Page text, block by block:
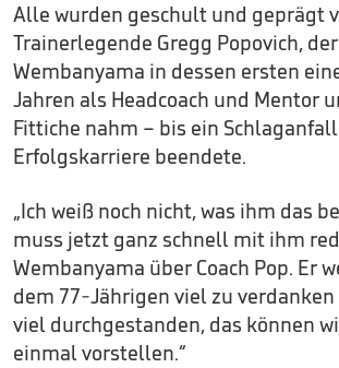
Alle wurden geschult und geprägt
Trainerlegende Gregg Popovich,
Wembanyama in dessen ersten
Jahren als Headcoach und Mentor
Fittiche nahm – bis ein
Erfolgskarriere beendete.
„Ich weiß noch nicht, was ihm das
muss jetzt ganz schnell mit ihm
Wembanyama über Coach Pop. Er
dem 77-Jährigen viel zu verdanken
viel durchgestanden, das können
einmal vorstellen.“